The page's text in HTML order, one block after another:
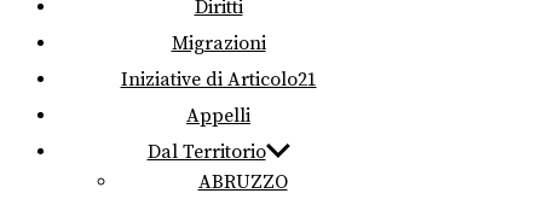
Diritti
Migrazioni
Iniziative di Articolo21
Appelli
Dal Territorio
ABRUZZO